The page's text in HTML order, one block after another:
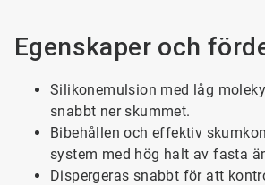
Egenskaper och
Silikonemulsion med låg
snabbt ner skummet.
Bibehållen och effektiv
system med hög halt av fasta
Dispergeras snabbt för att